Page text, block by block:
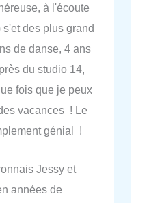
à l'écoute
des plus grand
de danse, 4 ans
du studio 14,
fois que je peux
vacances ! Le
génial !
Jessy et
années de